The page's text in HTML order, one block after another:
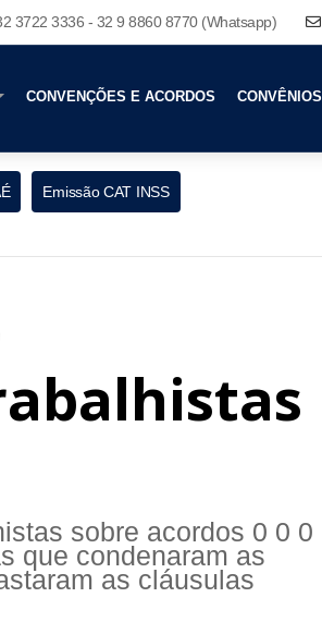
3722 3336 - 32 9 8860 8770 (Whatsapp)
CONVENÇÕES E ACORDOS CONVÊNIOS
Emissão CAT INSS
sobre acordos 0 0 0
que condenaram as
as cláusulas